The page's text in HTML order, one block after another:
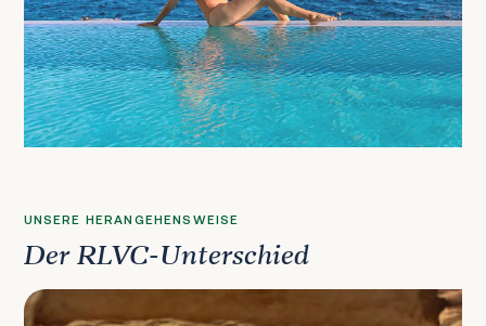
UNSERE HERANGEHENSWEISE
Der RLVC-Unterschied